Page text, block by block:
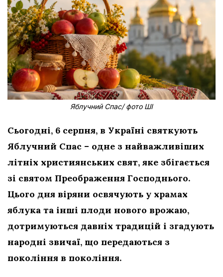
Яблучний Спас/ фото ШІ
Сьогодні, 6 серпня, в Україні святкують
Яблучний Спас – одне з найважливіших
літніх християнських свят, яке збігається
зі святом Преображення Господнього.
Цього дня віряни освячують у храмах
яблука та інші плоди нового врожаю,
дотримуються давніх традицій і згадують
народні звичаї, що передаються з
покоління в покоління.